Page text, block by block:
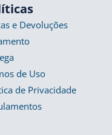
e Devoluções
de Uso
de Privacidade